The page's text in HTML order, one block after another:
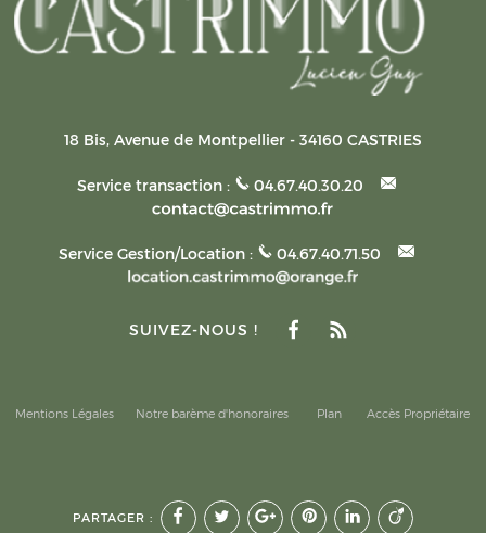
18 Bis, Avenue de Montpellier- 34160 CASTRIES
Service transaction : 04.67.40.30.20
Service Gestion/Location : 04.67.40.71.50
SUIVEZ-NOUS !
Mentions Légales Notre barème d'honoraires Plan Accès Propriétaire
PARTAGER :